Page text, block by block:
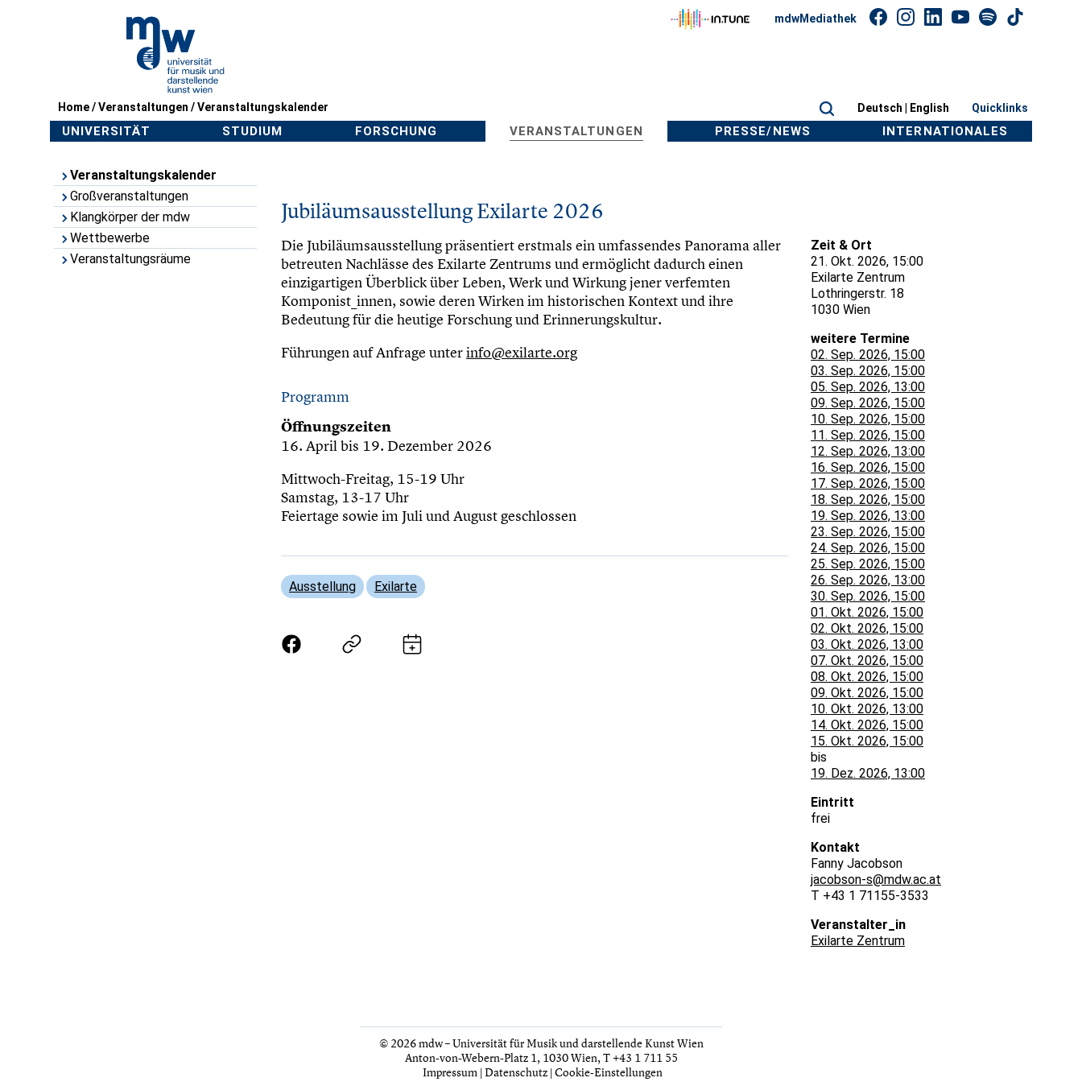
Home/Veranstaltungen /Veranstaltungskalender
mdwMediathek
Deutsch | English Quicklinks
UNIVERSITÄT STUDIUM FORSCHUNG VERANSTALTUNGEN PRESSE/NEWS INTERNATIONALES
Veranstaltungskalender
Großveranstaltungen
Klangkörper der mdw
Wettbewerbe
Veranstaltungsräume
Jubiläumsausstellung Exilarte 2026
Die Jubiläumsausstellung präsentiert erstmals ein umfassendes Panorama aller
betreuten Nachlässe des Exilarte Zentrums und ermöglicht dadurch einen
einzigartigen Überblick über Leben, Werk und Wirkung jener verfemten
Komponist_innen, sowie deren Wirken im historischen Kontext und ihre
Bedeutung für die heutige Forschung und Erinnerungskultur.
Führungen auf Anfrage unterinfo@exilarte.org
Programm
Öffnungszeiten
16. April bis 19. Dezember 2026
Mittwoch-Freitag, 15-19 Uhr
Samstag, 13-17 Uhr
Feiertage sowie im Juli und August geschlossen
Zeit & Ort
21. Okt. 2026, 15:00
Exilarte Zentrum
Lothringerstr. 18
1030 Wien
weitere Termine
02. Sep. 2026, 15:00
03. Sep. 2026, 15:00
05. Sep. 2026, 13:00
09. Sep. 2026, 15:00
10. Sep. 2026, 15:00
11. Sep. 2026, 15:00
12. Sep. 2026, 13:00
16. Sep. 2026, 15:00
17. Sep. 2026, 15:00
18. Sep. 2026, 15:00
19. Sep. 2026, 13:00
23. Sep. 2026, 15:00
24. Sep. 2026, 15:00
25. Sep. 2026, 15:00
26. Sep. 2026, 13:00
30. Sep. 2026, 15:00
01. Okt. 2026, 15:00
02. Okt. 2026, 15:00
03. Okt. 2026, 13:00
07. Okt. 2026, 15:00
08. Okt. 2026, 15:00
09. Okt. 2026, 15:00
10. Okt. 2026, 13:00
14. Okt. 2026, 15:00
15. Okt. 2026, 15:00
bis
19. Dez. 2026, 13:00
Eintritt
frei
Kontakt
Fanny Jacobson
jacobson-s@mdw.ac.at
T +43 1 71155-3533
Veranstalter_in
Exilarte Zentrum
Ausstellung Exilarte
© 2026 mdw – Universität für Musik und darstellende Kunst Wien
Anton-von-Webern-Platz 1, 1030 Wien, T +43 1 711 55
Impressum|Datenschutz|Cookie-Einstellungen